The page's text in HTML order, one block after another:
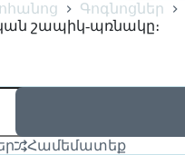
Գոգնոցներ
շապիկ-պռնակը։
Համեմատեք